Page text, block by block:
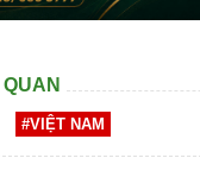
#VIỆT NAM